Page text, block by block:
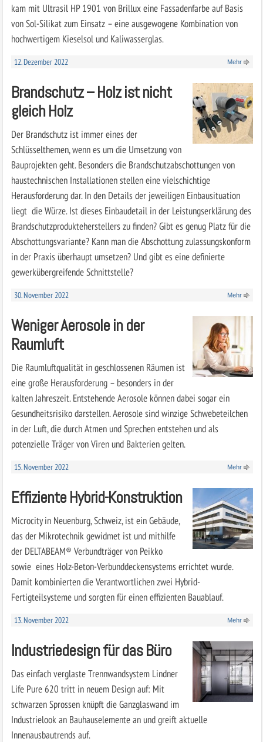
kam mit Ultrasil HP 1901 von Brillux eine Fassadenfarbe auf Basis
von Sol-Silikat zum Einsatz – eine ausgewogene Kombination von
hochwertigem Kieselsol und Kaliwasserglas.
12. Dezember 2022 Mehr
Brandschutz – Holz ist nicht
gleich Holz
Der Brandschutz ist immer eines der
Schlüsselthemen, wenn es um die Umsetzung von
Bauprojekten geht. Besonders die Brandschutzabschottungen von
haustechnischen Installationen stellen eine vielschichtige
Herausforderung dar. In den Details der jeweiligen Einbausituation
liegt die Würze. Ist dieses Einbaudetail in der Leistungserklärung des
Brandschutzprodukteherstellers zu finden? Gibt es genug Platz für die
Abschottungsvariante? Kann man die Abschottung zulassungskonform
in der Praxis überhaupt umsetzen? Und gibt es eine definierte
gewerkübergreifende Schnittstelle?
30. November 2022 Mehr
Weniger Aerosole in der
Raumluft
Die Raumluftqualität in geschlossenen Räumen ist
eine große Herausforderung – besonders in der
kalten Jahreszeit. Entstehende Aerosole können dabei sogar ein
Gesundheitsrisiko darstellen. Aerosole sind winzige Schwebeteilchen
in der Luft, die durch Atmen und Sprechen entstehen und als
potenzielle Träger von Viren und Bakterien gelten.
15. November 2022 Mehr
Effiziente Hybrid-Konstruktion
Microcity in Neuenburg, Schweiz, ist ein Gebäude,
das der Mikrotechnik gewidmet ist und mithilfe
der DELTABEAM® Verbundträger von Peikko
sowie eines Holz-Beton-Verbunddeckensystems errichtet wurde.
Damit kombinierten die Verantwortlichen zwei Hybrid-
Fertigteilsysteme und sorgten für einen effizienten Bauablauf.
13. November 2022 Mehr
Industriedesign für das Büro
Das einfach verglaste Trennwandsystem Lindner
Life Pure 620 tritt in neuem Design auf: Mit
schwarzen Sprossen knüpft die Ganzglaswand im
Industrielook an Bauhaus­elemente an und greift aktuelle
Innenausbautrends auf.